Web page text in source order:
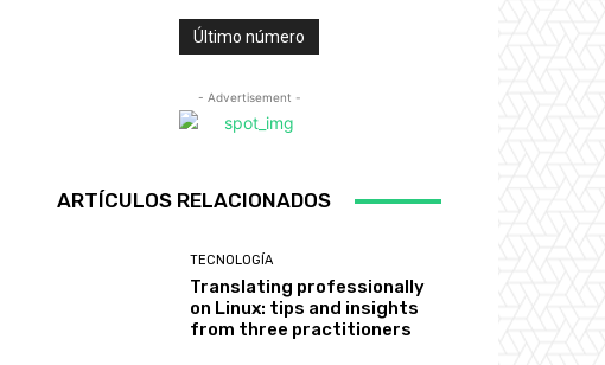
Último número
- Advertisement -
ARTÍCULOS RELACIONADOS
TECNOLOGÍA
Translating professionally
on Linux: tips and insights
from three practitioners